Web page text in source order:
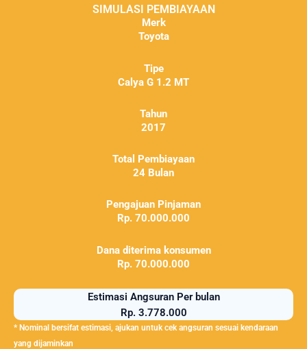
SIMULASI PEMBIAYAAN
Merk
Toyota
Tipe
Calya G 1.2 MT
Tahun
2017
Total Pembiayaan
24 Bulan
Pengajuan Pinjaman
Rp. 70.000.000
Dana diterima konsumen
Rp. 70.000.000
Estimasi Angsuran Per bulan
Rp. 3.778.000
* Nominal bersifat estimasi, ajukan untuk cek angsuran sesuai kendaraan
yang dijaminkan